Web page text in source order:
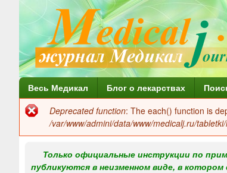
Г
л
н
Весь Медикал Блог о лекарствах
Сообщение
об
ошибке
Deprecated function: The each() function is
/var/www/admini/data/www/medicalj.ru/
Только официальные инструкции по
публикуются в неизменном виде, в